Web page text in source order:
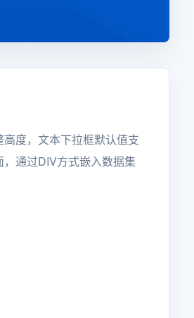
度，文本下拉框默认值支
，通过DIV方式嵌入数据集